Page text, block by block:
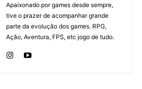
Apaixonado por games desde sempre,
tive o prazer de acompanhar grande
parte da evolução dos games. RPG,
Ação, Aventura, FPS, etc jogo de tudo.